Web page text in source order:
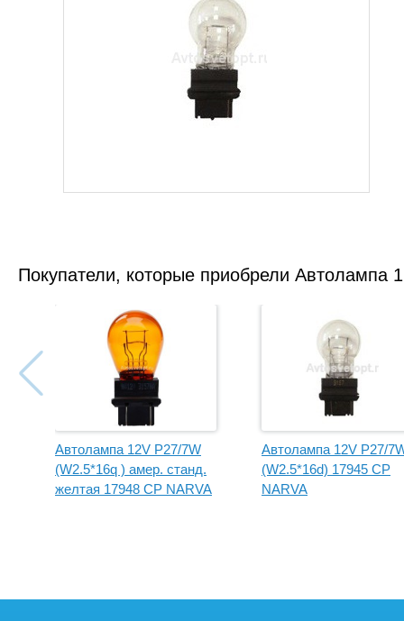
Покупатели, которые приобрели Автолампа
Автолампа 12V P27/7W
(W2.5*16q ) амер. станд.
желтая 17948 CP NARVA
Автолампа 12V P27/
(W2.5*16d) 17945 CP
NARVA